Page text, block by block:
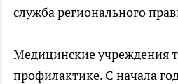
служба регионального
Медицинские учреждения
профилактике. С начала